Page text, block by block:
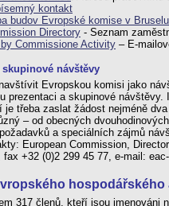
kontakt
budov Evropské komise v Bruselu
Directory - Seznam
Commissione Activity – E-
návštěvy
Evropskou komisi jako
prezentaci a skupinové
je třeba zaslat žádost nejméně
– od obecných
a speciálních zájmů
European Commission,
fax +32 (0)2 299 45 77, e-mail:
317 členů, kteří jsou jmenováni